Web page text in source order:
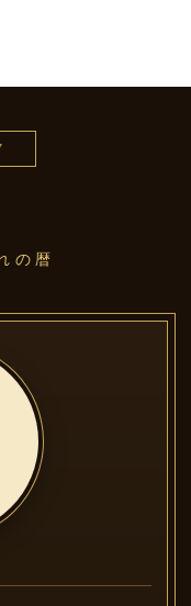
の暦